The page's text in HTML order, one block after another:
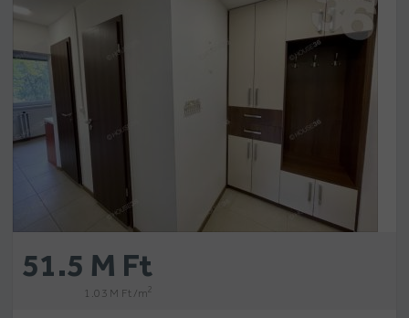
51.5 M Ft
1.03 M Ft /m2